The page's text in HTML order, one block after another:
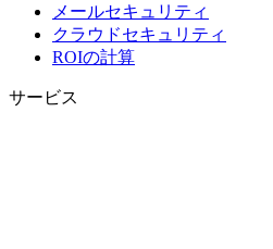
メールセキュリティ
クラウドセキュリティ
ROIの計算
サービス